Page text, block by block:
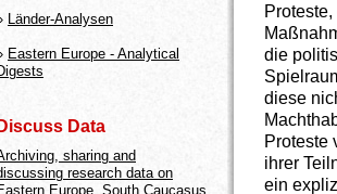
die
diese
Proteste
ihrer
ein
Länder-Analysen
Eastern Europe - Analytical
Data
sharing and
research data on
Europe, South Caucasus